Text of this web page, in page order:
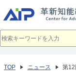
TOP ニュース 第